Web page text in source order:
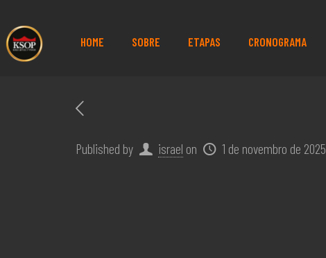
HOME SOBRE ETAPAS CRONOGRAMA
Published by israel on 1 de novembro de 2025